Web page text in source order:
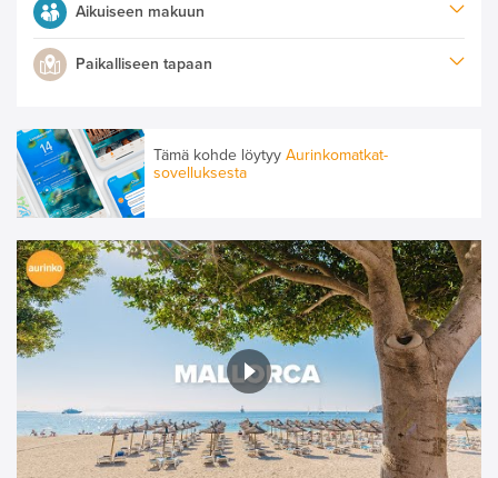
Aikuiseen makuun
Paikalliseen tapaan
Tämä kohde löytyy Aurinkomatkat-
sovelluksesta